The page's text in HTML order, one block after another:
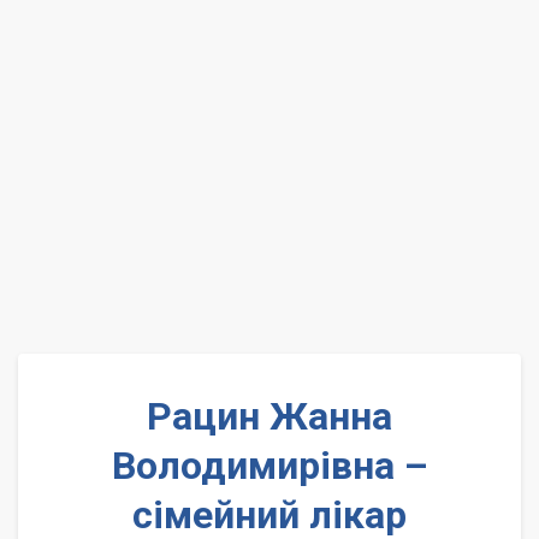
Рацин Жанна
Володимирівна –
сімейний лікар